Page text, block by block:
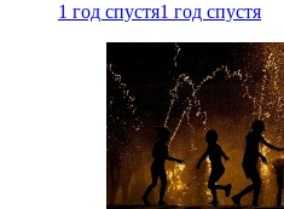
1 год спустя1 год спустя